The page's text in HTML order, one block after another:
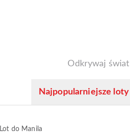
Odkrywaj
Najpopularniejsze loty
Lot do Manila